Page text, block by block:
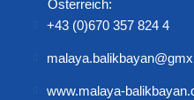
Österreich:
+43 (0)670 357 824 4
www.malaya-